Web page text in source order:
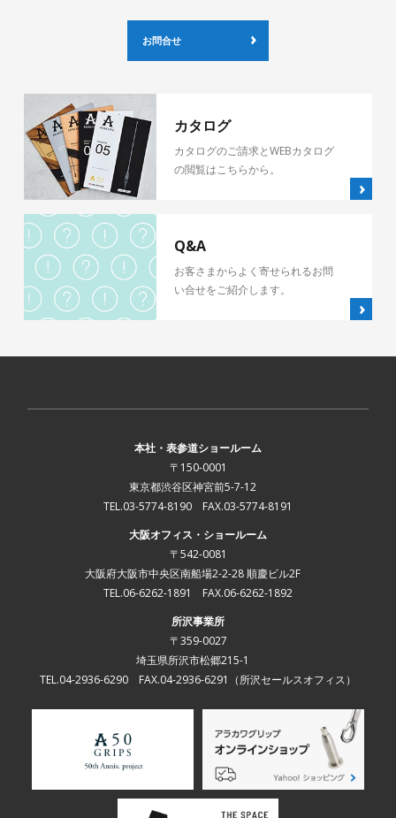
お問合せ
カタログ
カタログのご請求とWEBカタログ
の閲覧はこちらから。
Q&A
お客さまからよく寄せられるお問
い合せをご紹介します。
本社・表参道ショールーム
〒150-0001
東京都渋谷区神宮前5-7-12
TEL.03-5774-8190 FAX.03-5774-8191
大阪オフィス・ショールーム
〒542-0081
大阪府大阪市中央区南船場2-2-28 順慶ビル2F
TEL.06-6262-1891 FAX.06-6262-1892
所沢事業所
〒359-0027
埼玉県所沢市松郷215-1
TEL.04-2936-6290 FAX.04-2936-6291 （所沢セールスオフィス）